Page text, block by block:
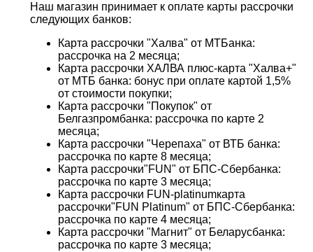
Наш магазин принимает к оплате карты рассрочки
следующих банков:
Карта рассрочки "Халва" от МТБанка:
рассрочка на 2 месяца;
Карта рассрочки ХАЛВА плюс-карта "Халва+"
от МТБ банка: бонус при оплате картой 1,5%
от стоимости покупки;
Карта рассрочки "Покупок" от
Белгазпромбанка: рассрочка по карте 2
месяца;
Карта рассрочки "Черепаха" от ВТБ банка:
рассрочка по карте 8 месяца;
Карта рассрочки"FUN" от БПС-Сбербанка:
рассрочка по карте 3 месяца;
Карта рассрочки FUN-platinumкарта
рассрочки"FUN Platinum" от БПС-Сбербанка:
рассрочка по карте 4 месяца;
Карта рассрочки "Магнит" от Беларусбанка:
рассрочка по карте 3 месяца;